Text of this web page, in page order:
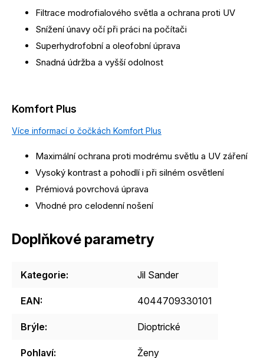
Filtrace modrofialového světla a ochrana proti UV
Snížení únavy očí při práci na počítači
Superhydrofobní a oleofobní úprava
Snadná údržba a vyšší odolnost
Komfort Plus
Více informací o čočkách Komfort Plus
Maximální ochrana proti modrému světlu a UV záření
Vysoký kontrast a pohodlí i při silném osvětlení
Prémiová povrchová úprava
Vhodné pro celodenní nošení
Doplňkové parametry
Kategorie: Jil Sander
EAN: 4044709330101
Brýle: Dioptrické
Pohlaví: Ženy